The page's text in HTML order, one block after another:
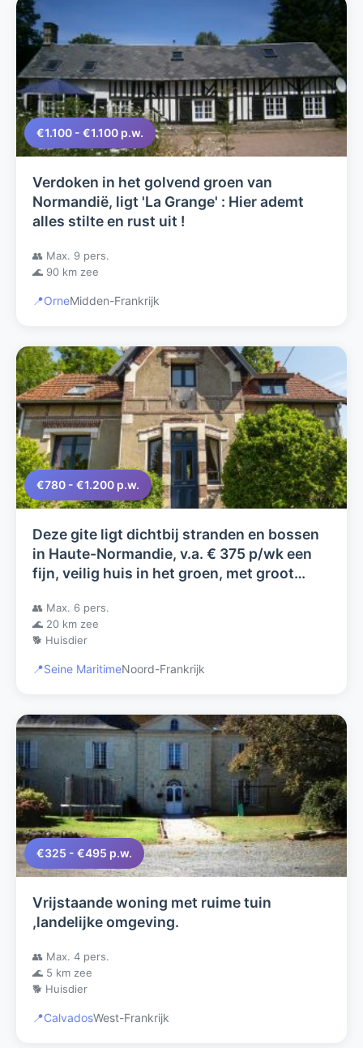
€1.100 - €1.100 p.w.
Verdoken in het golvend groen van
Normandië, ligt 'La Grange' : Hier ademt
alles stilte en rust uit !
👥 Max. 9 pers.
🌊 90 km zee
📍OrneMidden-Frankrijk
€780 - €1.200 p.w.
Deze gite ligt dichtbij stranden en bossen
in Haute-Normandie, v.a. € 375 p/wk een
fijn, veilig huis in het groen, met groot
👥 Max. 6 pers.
🌊 20 km zee
🐕 Huisdier
📍Seine MaritimeNoord-Frankrijk
€325 - €495 p.w.
Vrijstaande woning met ruime tuin
,landelijke omgeving.
👥 Max. 4 pers.
🌊 5 km zee
🐕 Huisdier
📍CalvadosWest-Frankrijk